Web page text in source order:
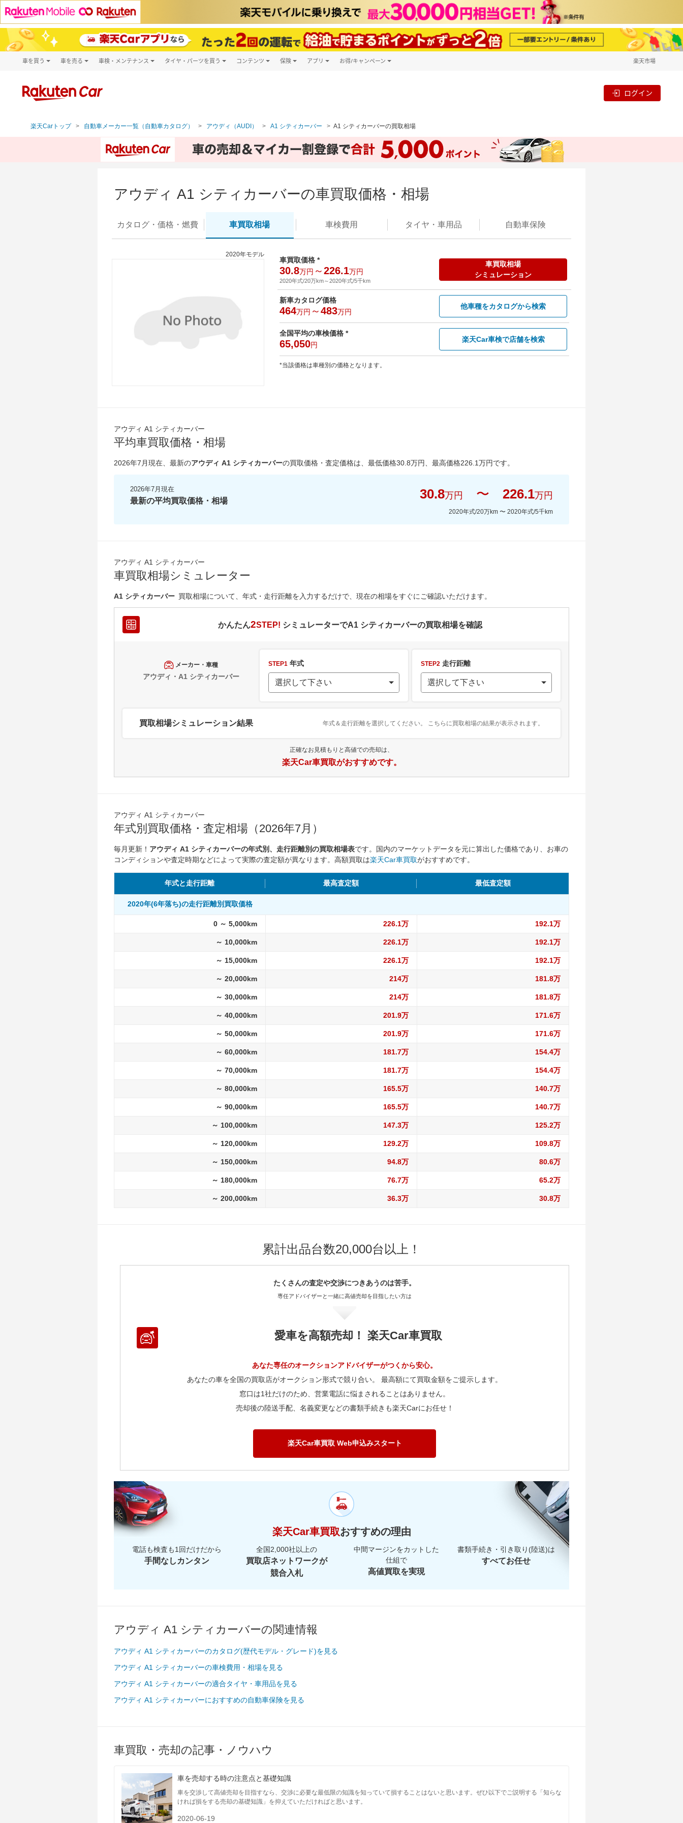
車を買う
新車
車を売る 車検・メンテナンス タイヤ・パーツを買う コンテンツ 保険 アプリ お得/キャンペーン 楽天市場
ログイン
楽天Carトップ 自動車メーカー一覧（自動車カタログ） アウディ（AUDI） A1 シティカーバー A1 シティカーバーの買取相場
アウディ A1 シティカーバーの車買取価格・相場
カタログ・価格・燃費 車買取相場 車検費用 タイヤ・ 車用品 自動車保険
2020年モデル
車買取価格 *
30.8万円 ～226.1万円
2020年式/20万km～2020年式/5千km
車買取相場
シミュレーション
新車カタログ価格
464万円 ～483万円
他車種をカタログから検索
全国平均の車検価格 *
65,050円
楽天Car車検で店舗を検索
*当該価格は車種別の価格となります。
アウディ A1 シティカーバー
平均車買取価格・相場
2026年7月現在、最新のアウディ A1 シティカーバーの買取価格・査定価格は、最低価格30.8万円、最高価格226.1万円です。
2026年7月現在
最新の平均買取価格・相場 30.8万円 〜 226.1万円
2020年式/20万km 〜 2020年式/5千km
アウディ A1 シティカーバー
車買取相場シミュレーター
A1 シティカーバー 買取相場について、年式・走行距離を入力するだけで、現在の相場をすぐにご確認いただけます。
かんたん2STEP! シミュレーターでA1 シティカーバーの買取相場を確認
メーカー・車種
アウディ・A1 シティカーバー
STEP1 年式 STEP2 走行距離
買取相場シミュレーション結果 年式＆走行距離を選択してください。 こちらに買取相場の結果が表示されます。
正確なお見積もりと高値での売却は、
楽天Car車買取がおすすめです。
アウディ A1 シティカーバー
年式別買取価格・査定相場（2026年7月）
毎月更新！ アウディ A1 シティカーバーの年式別、走行距離別の買取相場表です。国内のマーケットデータを元に算出した価格であり、お車の
コンディションや査定時期などによって実際の査定額が異なります。高額買取は楽天Car車買取がおすすめです。
年式と走行距離 最高査定額 最低査定額
2020年(6年落ち)の走行距離別買取価格
0 ～ 5,000km 226.1万 192.1万
～ 10,000km 226.1万 192.1万
～ 15,000km 226.1万 192.1万
～ 20,000km 214万 181.8万
～ 30,000km 214万 181.8万
～ 40,000km 201.9万 171.6万
～ 50,000km 201.9万 171.6万
～ 60,000km 181.7万 154.4万
～ 70,000km 181.7万 154.4万
～ 80,000km 165.5万 140.7万
～ 90,000km 165.5万 140.7万
～ 100,000km 147.3万 125.2万
～ 120,000km 129.2万 109.8万
～ 150,000km 94.8万 80.6万
～ 180,000km 76.7万 65.2万
～ 200,000km 36.3万 30.8万
累計出品台数20,000台以上！
たくさんの査定や交渉につきあうのは苦手。
専任アドバイザーと一緒に高値売却を目指したい方は
愛車を高額売却！ 楽天Car車買取
あなた専任のオークションアドバイザーがつくから安心。
あなたの車を全国の買取店がオークション形式で競り合い。 最高額にて買取金額をご提示します。
窓口は1社だけのため、営業電話に悩まされることはありません。
売却後の陸送手配、名義変更などの書類手続きも楽天Carにお任せ！
楽天Car車買取 Web申込みスタート
楽天Car車買取おすすめの理由
電話も検査も1回だけだから
手間なしカンタン
全国2,000社以上の
買取店ネットワークが
競合入札
中間マージンをカットした
仕組で
高値買取を実現
書類手続き・引き取り(陸送)は
すべてお任せ
アウディ A1 シティカーバーの関連情報
アウディ A1 シティカーバーのカタログ(歴代モデル・グレード)を見る
アウディ A1 シティカーバーの車検費用・相場を見る
アウディ A1 シティカーバーの適合タイヤ・車用品を見る
アウディ A1 シティカーバーにおすすめの自動車保険を見る
車買取・売却の記事・ノウハウ
車を売却する時の注意点と基礎知識
車を交渉して高値売却を目指すなら、交渉に必要な最低限の知識を知っていて損することはないと思います。ぜひ以下でご説明する「知らな
ければ損をする売却の基礎知識」を抑えていただければと思います。
2020-06-19